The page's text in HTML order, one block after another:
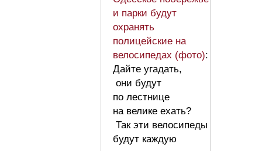
и парки будут
охранять
полицейские на
велосипедах (фото):
Дайте угадать,
они будут
по лестнице
на велике ехать?
Так эти велосипеды
будут каждую